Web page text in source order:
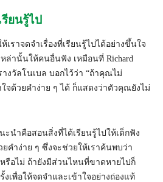
ยนรู้ไป
ราจดจำเรื่องที่เรียนรู้ไปได้อย่างขึ้นใจ
ล่านั้นให้คนอื่นฟัง เหมือนที่ Richard
างวัลโนเบล บอกไว้ว่า “ถ้าคุณไม่
จด้วยคำง่าย ๆ ได้ ก็แสดงว่าตัวคุณยังไม่
ะนำคือสอนสิ่งที่ได้เรียนรู้ไปให้เด็กฟัง
คำง่าย ๆ ซึ่งจะช่วยให้เราค้นพบว่า
รือไม่ ถ้ายังมีส่วนไหนที่ขาดหายไปก็
เพื่อให้จดจำและเข้าใจอย่างถ่องแท้